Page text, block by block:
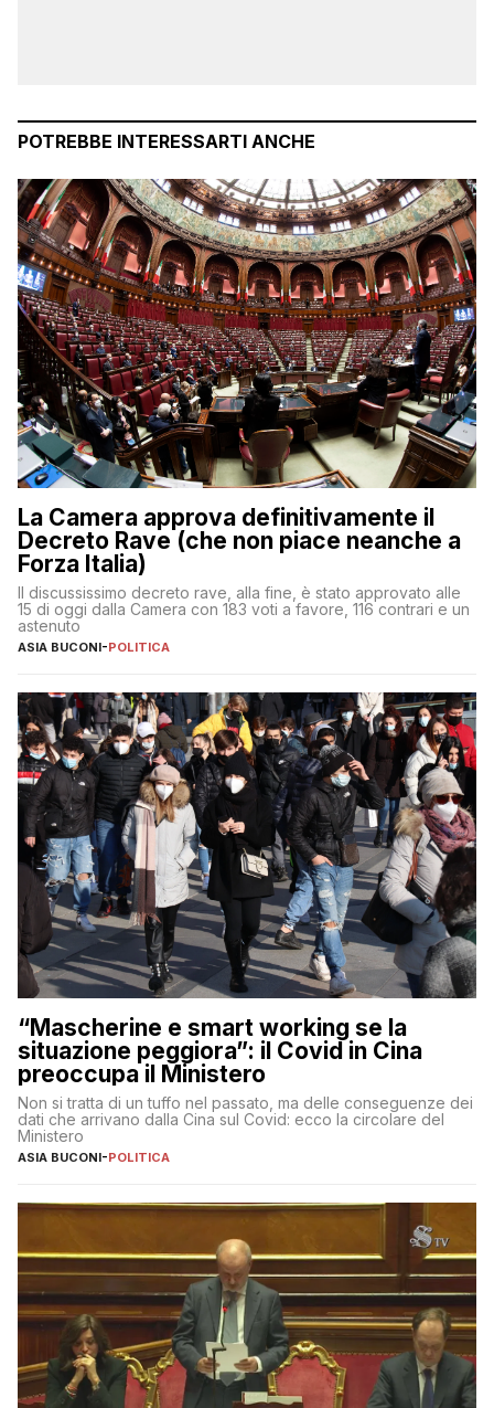
POTREBBE INTERESSARTI ANCHE
La Camera approva definitivamente il
Decreto Rave (che non piace neanche a
Forza Italia)
Il discussissimo decreto rave, alla fine, è stato approvato alle
15 di oggi dalla Camera con 183 voti a favore, 116 contrari e un
astenuto
ASIA BUCONI-POLITICA
“Mascherine e smart working se la
situazione peggiora”: il Covid in Cina
preoccupa il Ministero
Non si tratta di un tuffo nel passato, ma delle conseguenze dei
dati che arrivano dalla Cina sul Covid: ecco la circolare del
Ministero
ASIA BUCONI-POLITICA